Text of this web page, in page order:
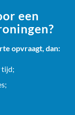
een
opvraagt, dan:
tijd;